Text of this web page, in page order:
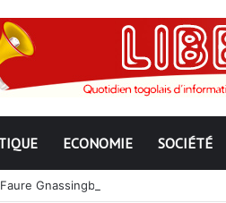
ECONOMIE SOCIÉTÉ
Gnassingbé pour ne jamais